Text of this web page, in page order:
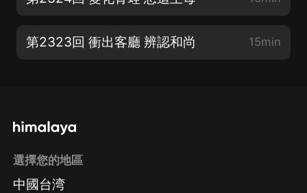
第2323回 衝出客廳 辨認和尚 15min
選擇您的地區
中國台湾